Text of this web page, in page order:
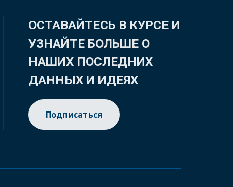
ОСТАВАЙТЕСЬ В КУРСЕ И
УЗНАЙТЕ БОЛЬШЕ О
НАШИХ ПОСЛЕДНИХ
ДАННЫХ И ИДЕЯХ
Подписаться